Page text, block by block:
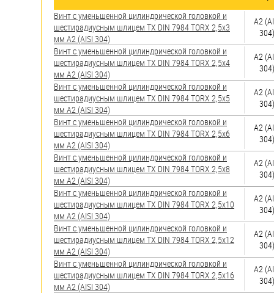
Пробки
Саморезы и шурупы
Стопорные кольца
Такелаж
Хомуты
Шайбы
Шпильки
Шплинты
Штифты и пальцы
Винт с уменьшенной цилиндрической головкой и
шестирадиусным шлицем TX DIN 7984 TORX 2,5х3
мм А2 (AISI 304)
А2
304)
Винт с уменьшенной цилиндрической головкой и
шестирадиусным шлицем TX DIN 7984 TORX 2,5х4
мм А2 (AISI 304)
А2
304)
Винт с уменьшенной цилиндрической головкой и
шестирадиусным шлицем TX DIN 7984 TORX 2,5х5
мм А2 (AISI 304)
А2
304)
Винт с уменьшенной цилиндрической головкой и
шестирадиусным шлицем TX DIN 7984 TORX 2,5х6
мм А2 (AISI 304)
А2
304)
Винт с уменьшенной цилиндрической головкой и
шестирадиусным шлицем TX DIN 7984 TORX 2,5х8
мм А2 (AISI 304)
А2
304)
Винт с уменьшенной цилиндрической головкой и
шестирадиусным шлицем TX DIN 7984 TORX 2,5х10
мм А2 (AISI 304)
А2
304)
Винт с уменьшенной цилиндрической головкой и
шестирадиусным шлицем TX DIN 7984 TORX 2,5х12
мм А2 (AISI 304)
А2
304)
Винт с уменьшенной цилиндрической головкой и
шестирадиусным шлицем TX DIN 7984 TORX 2,5х16
мм А2 (AISI 304)
А2
304)